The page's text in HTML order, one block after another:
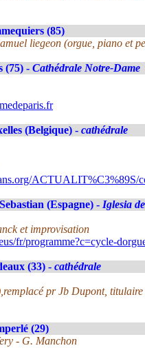
(85)
liegeon (orgue, piano et
(75) - Cathédrale Notre-Dame
(Belgique) - cathédrale
ACTUALIT%C3%89S/
(Espagne) - Iglesia
et improvisation
fr/programme?c=cycle-
(33) - cathédrale
pr Jb Dupont, titulaire
(29)
- G. Manchon